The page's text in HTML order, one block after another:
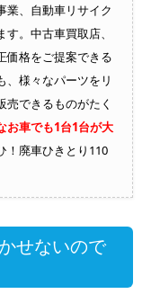
業、自動車リサイク
。中古車買取店、
価格をご提案できる
、様々なパーツをリ
できるものがたく
お車でも1台1台が大
！廃車ひきとり110
せないので